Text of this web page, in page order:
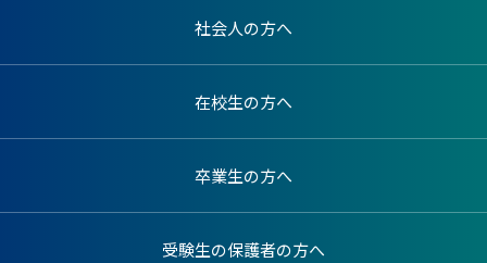
社会人の方へ
在校生の方へ
卒業生の方へ
受験生の保護者の方へ